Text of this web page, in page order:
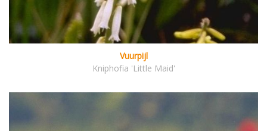
Vuurpijl
Kniphofia 'Little Maid'